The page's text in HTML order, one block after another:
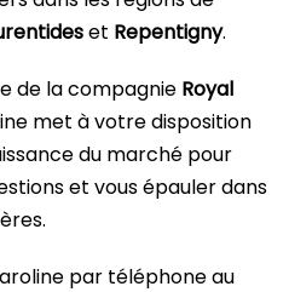
et Repentigny.
de la compagnie Royal
met à votre disposition
du marché pour
et vous épauler dans
par téléphone au